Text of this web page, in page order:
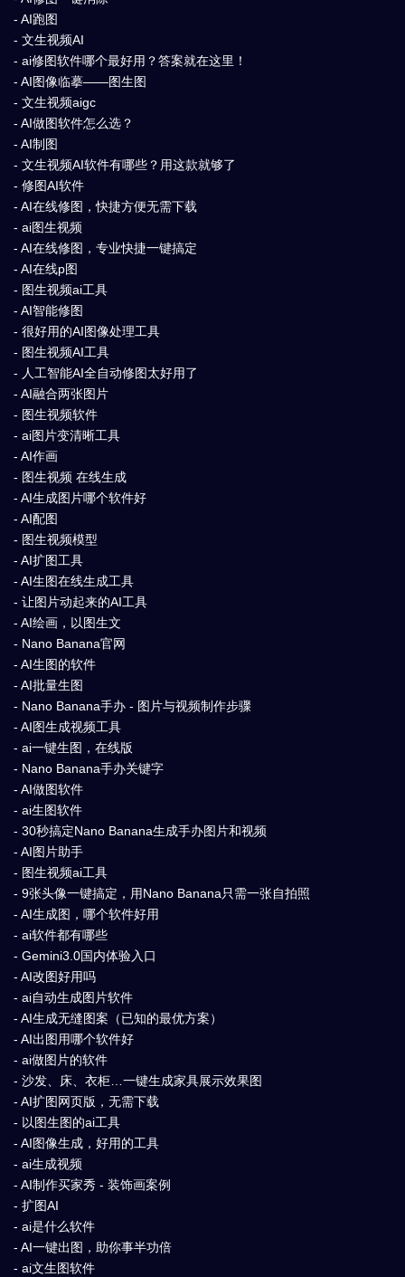
- AI跑图
- 文生视频AI
- ai修图软件哪个最好用？答案就在这里！
- AI图像临摹——图生图
- 文生视频aigc
- AI做图软件怎么选？
- AI制图
- 文生视频AI软件有哪些？用这款就够了
- 修图AI软件
- AI在线修图，快捷方便无需下载
- ai图生视频
- AI在线修图，专业快捷一键搞定
- AI在线p图
- 图生视频ai工具
- AI智能修图
- 很好用的AI图像处理工具
- 图生视频AI工具
- 人工智能AI全自动修图太好用了
- AI融合两张图片
- 图生视频软件
- ai图片变清晰工具
- AI作画
- 图生视频 在线生成
- AI生成图片哪个软件好
- AI配图
- 图生视频模型
- AI扩图工具
- AI生图在线生成工具
- 让图片动起来的AI工具
- AI绘画，以图生文
- Nano Banana官网
- AI生图的软件
- AI批量生图
- Nano Banana手办 - 图片与视频制作步骤
- AI图生成视频工具
- ai一键生图，在线版
- Nano Banana手办关键字
- AI做图软件
- ai生图软件
- 30秒搞定Nano Banana生成手办图片和视频
- AI图片助手
- 图生视频ai工具
- 9张头像一键搞定，用Nano Banana只需一张自拍照
- AI生成图，哪个软件好用
- ai软件都有哪些
- Gemini3.0国内体验入口
- AI改图好用吗
- ai自动生成图片软件
- AI生成无缝图案（已知的最优方案）
- AI出图用哪个软件好
- ai做图片的软件
- 沙发、床、衣柜…一键生成家具展示效果图
- AI扩图网页版，无需下载
- 以图生图的ai工具
- AI图像生成，好用的工具
- ai生成视频
- AI制作买家秀 - 装饰画案例
- 扩图AI
- ai是什么软件
- AI一键出图，助你事半功倍
- ai文生图软件